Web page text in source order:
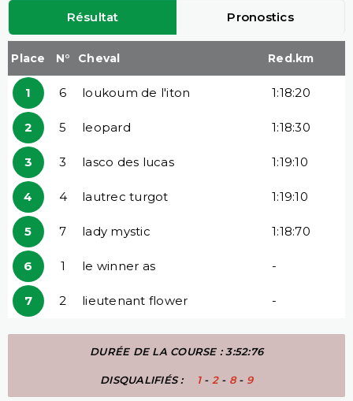
Résultat Pronostics
Place N° Cheval Red.km
1 6 loukoum de l'iton 1:18:20
2 5 leopard 1:18:30
3 3 lasco des lucas 1:19:10
4 4 lautrec turgot 1:19:10
5 7 lady mystic 1:18:70
6 1 le winner as -
7 2 lieutenant flower -
DURÉE DE LA COURSE : 3:52:76
DISQUALIFIÉS : 1- 2- 8- 9